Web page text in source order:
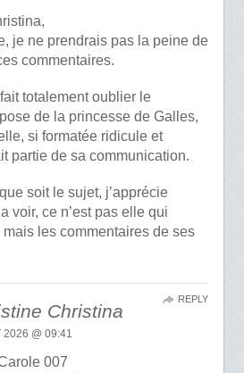
je ne prendrais pas la peine de
commentaires.
totalement oublier le
de la princesse de Galles,
si formatée ridicule et
partie de sa communication.
soit le sujet, j’apprécie
voir, ce n’est pas elle qui
mais les commentaires de ses
Christina
2026 @ 09:41
007
REPLY